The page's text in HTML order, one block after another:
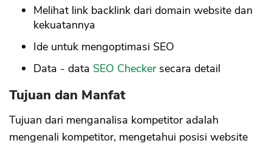
Melihat link backlink dari domain website dan
kekuatannya
Ide untuk mengoptimasi SEO
Data - data SEO Checkersecara detail
Tujuan dan Manfat
Tujuan dari menganalisa kompetitor adalah
mengenali kompetitor, mengetahui posisi website